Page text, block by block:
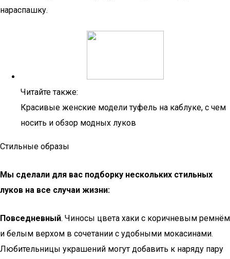
нараспашку.
Читайте также:
Красивые женские модели туфель на каблуке, с чем
носить и обзор модных луков
Стильные образы
Мы сделали для вас подборку нескольких стильных
луков на все случаи жизни:
Повседневный. Чиносы цвета хаки с коричневым ремнём
и белым верхом в сочетании с удобными мокасинами.
Любительницы украшений могут добавить к наряду пару